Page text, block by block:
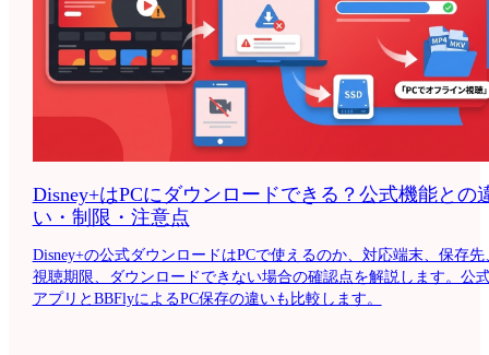
Disney+はPCにダウンロードできる？公式機能との
い・制限・注意点
Disney+の公式ダウンロードはPCで使えるのか、対応端末、保存先
視聴期限、ダウンロードできない場合の確認点を解説します。公
アプリとBBFlyによるPC保存の違いも比較します。